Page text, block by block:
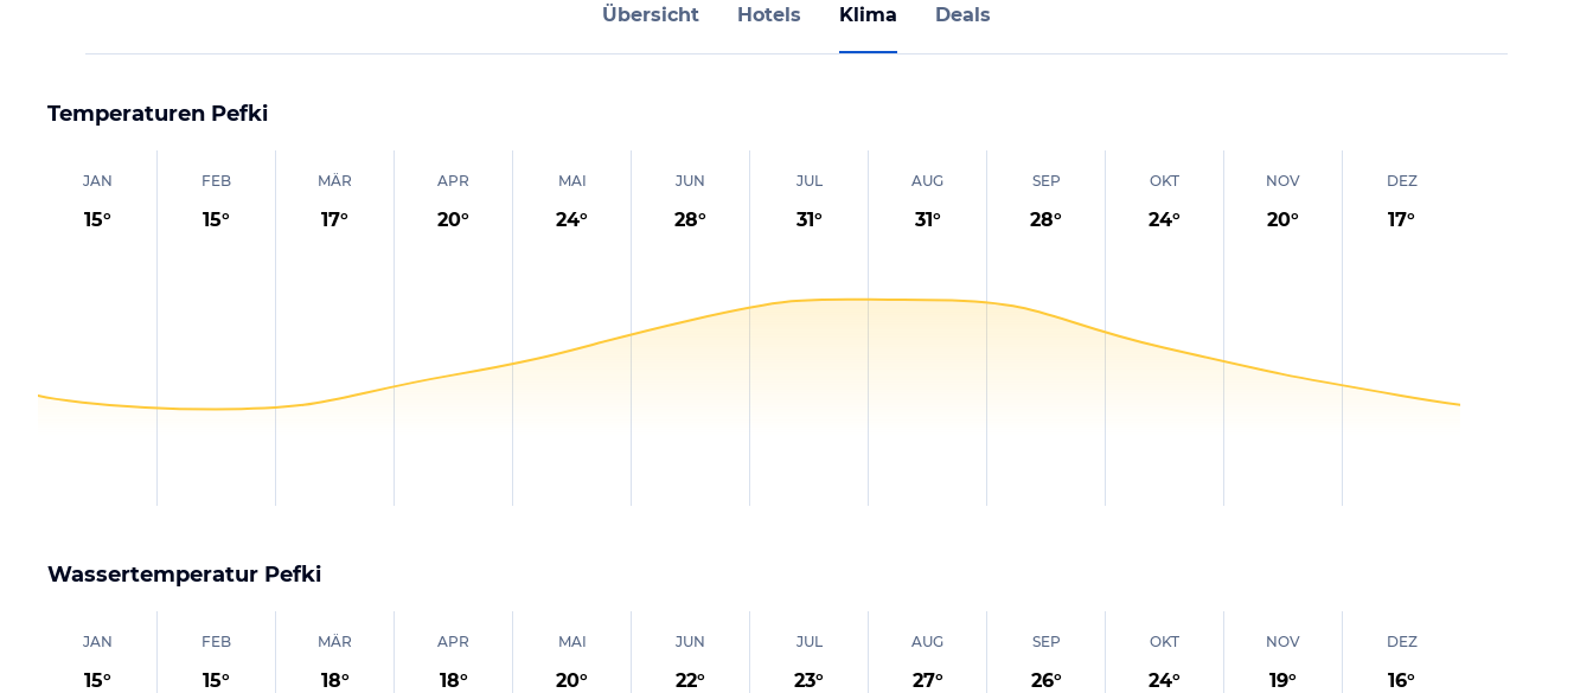
Übersicht Hotels Klima Deals
Temperaturen Pefki
JAN
15°
FEB
15°
MÄR
17°
APR
20°
MAI
24°
JUN
28°
JUL
31°
AUG
31°
SEP
28°
OKT
24°
NOV
20°
DEZ
17°
Wassertemperatur Pefki
JAN
15°
FEB
15°
MÄR
18°
APR
18°
MAI
20°
JUN
22°
JUL
23°
AUG
27°
SEP
26°
OKT
24°
NOV
19°
DEZ
16°